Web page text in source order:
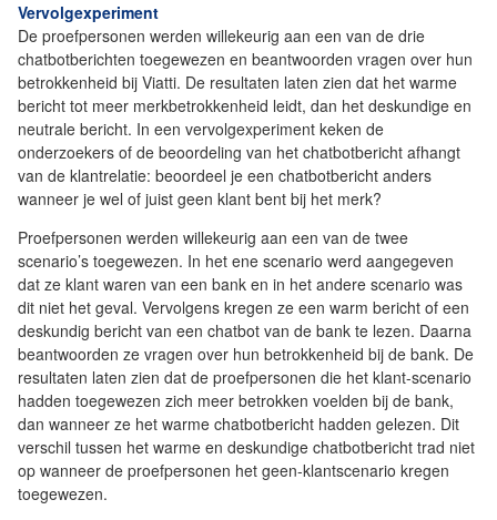
Vervolgexperiment
De proefpersonen werden willekeurig aan een van de drie
chatbotberichten toegewezen en beantwoorden vragen over hun
betrokkenheid bij Viatti. De resultaten laten zien dat het warme
bericht tot meer merkbetrokkenheid leidt, dan het deskundige en
neutrale bericht. In een vervolgexperiment keken de
onderzoekers of de beoordeling van het chatbotbericht afhangt
van de klantrelatie: beoordeel je een chatbotbericht anders
wanneer je wel of juist geen klant bent bij het merk?
Proefpersonen werden willekeurig aan een van de twee
scenario’s toegewezen. In het ene scenario werd aangegeven
dat ze klant waren van een bank en in het andere scenario was
dit niet het geval. Vervolgens kregen ze een warm bericht of een
deskundig bericht van een chatbot van de bank te lezen. Daarna
beantwoorden ze vragen over hun betrokkenheid bij de bank. De
resultaten laten zien dat de proefpersonen die het klant-scenario
hadden toegewezen zich meer betrokken voelden bij de bank,
dan wanneer ze het warme chatbotbericht hadden gelezen. Dit
verschil tussen het warme en deskundige chatbotbericht trad niet
op wanneer de proefpersonen het geen-klantscenario kregen
toegewezen.